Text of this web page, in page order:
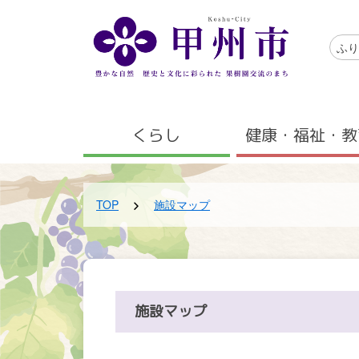
アク
ふ
くらし 健康・福祉・
TOP 施設マップ
施設マップ